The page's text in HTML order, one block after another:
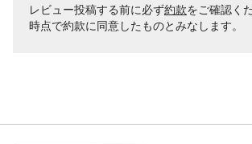
レビュー投稿する前に必ず約款をご確認く
時点で約款に同意したものとみなします。